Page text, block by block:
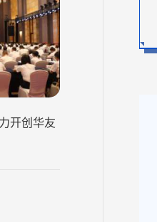
开创华友